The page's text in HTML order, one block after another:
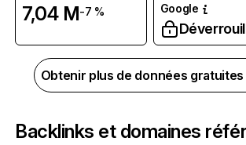
7,04 M-7 %
Google
Obtenir plus de données
Backlinks et domaines